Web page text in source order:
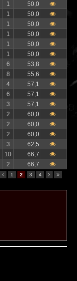
1
50,0
1
50,0
1
50,0
1
50,0
1
50,0
1
50,0
6
53,8
8
55,6
4
57,1
6
57,1
3
57,1
2
60,0
2
60,0
2
60,0
3
62,5
10
66,7
2 66,7
1 2 3 4